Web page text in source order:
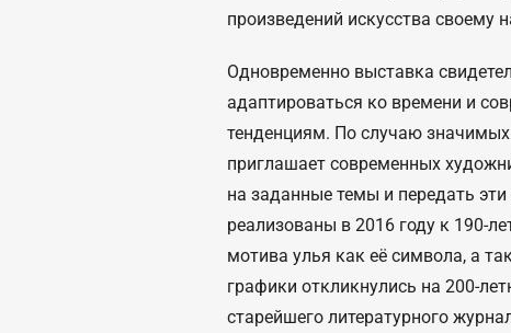
произведений искусства своему
Одновременно выставка
адаптироваться ко времени и
тенденциям. По случаю
приглашает современных
на заданные темы и передать
реализованы в 2016 году к 190-
мотива улья как её символа, а
графики откликнулись на 200-
старейшего литературного